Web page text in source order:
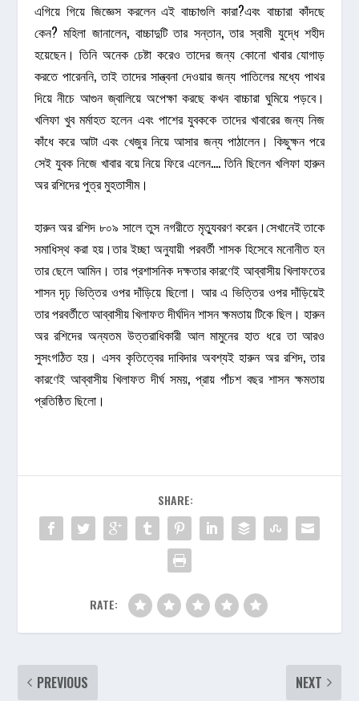
এগিয়ে গিয়ে জিজ্ঞেস করলেন এই বাচ্চাগুলি কারা?এবং বাচ্চারা কাঁদছে
কেন? মহিলা জানালেন, বাচ্চাদুটি তার সন্তান, তার স্বামী যুদ্ধে শহীদ
হয়েছেন। তিনি অনেক চেষ্টা করেও তাদের জন্য কোনো খাবার যোগাড়
করতে পারেননি, তাই তাদের সান্ত্বনা দেওয়ার জন্য পাতিলের মধ্যে পাথর
দিয়ে নীচে আগুন জ্বালিয়ে অপেক্ষা করছে কখন বাচ্চারা ঘুমিয়ে পড়বে।
খলিফা খুব মর্মাহত হলেন এবং পাশের যুবককে তাদের খাবারের জন্য নিজ
কাঁধে করে আটা এবং খেজুর নিয়ে আসার জন্য পাঠালেন। কিছুক্ষন পরে
সেই যুবক নিজে খাবার বয়ে নিয়ে ফিরে এলেন…. তিনি ছিলেন খলিফা হারুন
অর রশিদের পুত্র মুহতাসীম।
হারুন অর রশিদ ৮০৯ সালে তুস নগরীতে মৃত্যুবরণ করেন।সেখানেই তাকে
সমাধিস্থ করা হয়।তার ইচ্ছা অনুযায়ী পরবর্তী শাসক হিসেবে মনোনীত হন
তার ছেলে আমিন। তার প্রশাসনিক দক্ষতার কারণেই আব্বাসীয় খিলাফতের
শাসন দৃঢ় ভিত্তির ওপর দাঁড়িয়ে ছিলো। আর এ ভিত্তির ওপর দাঁড়িয়েই
তার পরবর্তীতে আব্বাসীয় খিলাফত দীর্ঘদিন শাসন ক্ষমতায় টিকে ছিল। হারুন
অর রশিদের অন্যতম উত্তরাধিকারী আল মামুনের হাত ধরে তা আরও
সুসংগঠিত হয়। এসব কৃতিত্বের দাবিদার অবশ্যই হারুন অর রশিদ, তার
কারণেই আব্বাসীয় খিলাফত দীর্ঘ সময়, প্রায় পাঁচশ বছর শাসন ক্ষমতায়
প্রতিষ্ঠিত ছিলো।
SHARE:
RATE:
PREVIOUS NEXT